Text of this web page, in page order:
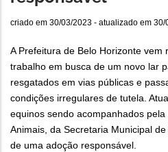
criado em 30/03/2023 - atualizado em 30/
A Prefeitura de Belo Horizonte vem
trabalho em busca de um novo lar
resgatados em vias públicas e
condições irregulares de tutela.
equinos sendo acompanhados
Animais, da Secretaria Municipal
de uma adoção responsável.